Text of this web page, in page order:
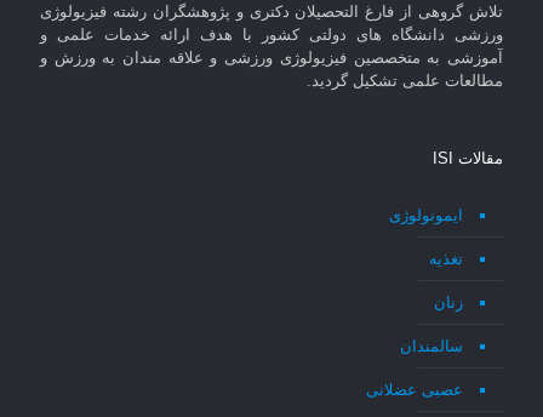
تلاش گروهی از فارغ التحصیلان دکتری و پژوهشگران رشته فیزیولوژی
ورزشی دانشگاه های دولتی کشور با هدف ارائه خدمات علمی و
آموزشی به متخصصین فیزیولوژی ورزشی و علاقه مندان به ورزش و
مطالعات علمی تشکیل گردید.
مقالات ISI
ایمونولوژی
تغذیه
زنان
سالمندان
عصبی عضلانی